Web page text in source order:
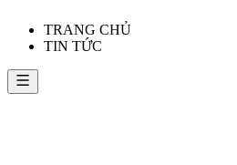
TRANG CHỦ
TIN TỨC